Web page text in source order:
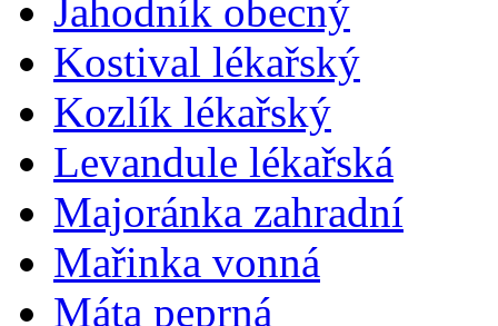
Jahodník obecný
Kostival lékařský
Kozlík lékařský
Levandule lékařská
Majoránka zahradní
Mařinka vonná
Máta peprná